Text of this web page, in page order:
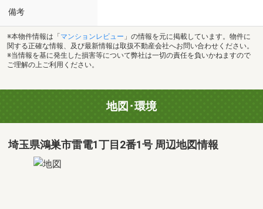
備考
※本物件情報は「 マンションレビュー 」の情報を元に掲載しています。物件に
関する正確な情報、及び最新情報は取扱不動産会社へお問い合わせください。
※当情報を基に発生した損害等について弊社は一切の責任を負いかねますので
ご理解の上ご利用ください。
地図･環境
埼玉県鴻巣市雷電1丁目2番1号 周辺地図情報